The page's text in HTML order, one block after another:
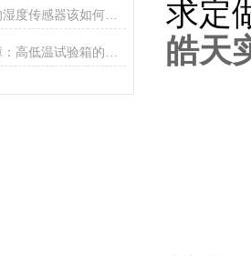
恒温恒湿试验箱的湿度传感器该如何选择？
求定
皓天